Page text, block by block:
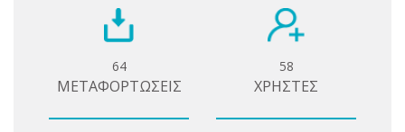
64
ΜΕΤΑΦΟΡΤΩΣΕΙΣ
58
ΧΡΗΣΤΕΣ